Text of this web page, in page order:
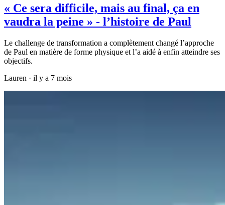
« Ce sera difficile, mais au final, ça en
vaudra la peine » - l’histoire de Paul
Le challenge de transformation a complètement changé l’approche
de Paul en matière de forme physique et l’a aidé à enfin atteindre ses
objectifs.
Lauren · il y a 7 mois